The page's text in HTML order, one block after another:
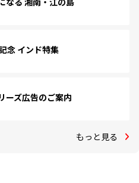
念 インド特集
ーズ広告のご案内
もっと見る